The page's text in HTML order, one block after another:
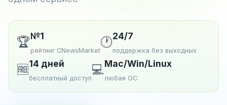
🏆№1
рейтинг CNewsMarket
🕐24/7
поддержка без выходных
🆓14 дней
бесплатный доступ
💻Mac/Win/Linux
любая ОС